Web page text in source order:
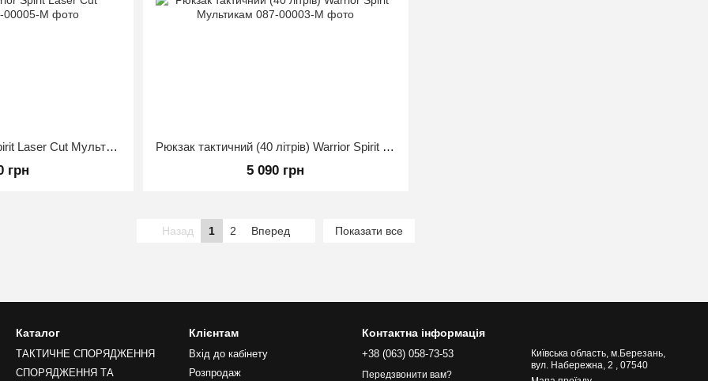
Плитоноска Warrior Spirit Laser Cut Мультикам
грн
Рюкзак тактичний (40 літрів) Warrior Spirit Мультикам
5 090 грн
Назад 1 2 Вперед Показати все
Каталог
ТАКТИЧНЕ СПОРЯДЖЕННЯ
СПОРЯДЖЕННЯ ТА
Клієнтам
Вхід до кабінету
Розпродаж
Контактна інформація
+38 (063) 058-73-53
Передзвонити вам?
Київська область, м.Березань,
вул. Набережна, 2 , 07540